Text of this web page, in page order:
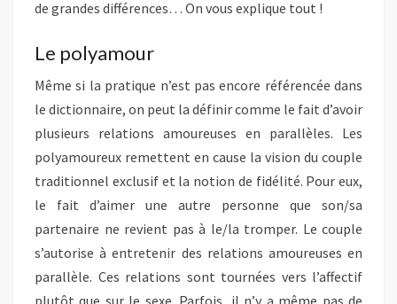
de grandes différences… On vous explique tout !
Le polyamour
Même si la pratique n’est pas encore référencée dans
le dictionnaire, on peut la définir comme le fait d’avoir
plusieurs relations amoureuses en parallèles. Les
polyamoureux remettent en cause la vision du couple
traditionnel exclusif et la notion de fidélité. Pour eux,
le fait d’aimer une autre personne que son/sa
partenaire ne revient pas à le/la tromper. Le couple
s’autorise à entretenir des relations amoureuses en
parallèle. Ces relations sont tournées vers l’affectif
plutôt que sur le sexe. Parfois, il n’y a même pas de